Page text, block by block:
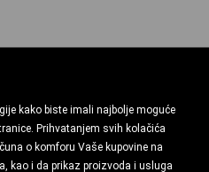
kako biste imali najbolje moguće
Prihvatanjem svih kolačića
o komforu Vaše kupovine na
kao i da prikaz proizvoda i usluga